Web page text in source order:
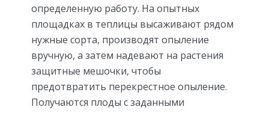
определенную работу. На опытных
площадках в теплицы высаживают рядом
нужные сорта, производят опыление
вручную, а затем надевают на растения
защитные мешочки, чтобы
предотвратить перекрестное опыление.
Получаются плоды с заданными